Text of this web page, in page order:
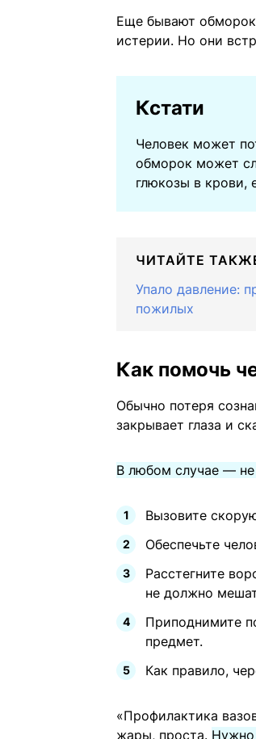
Еще бывают
истерии. Но они
Кстати
Человек может
обморок может
глюкозы в крови,
ЧИТАЙТЕ
Упало давление:
пожилых
Как помочь
Обычно потеря
закрывает глаза и
В любом случае — не
Вызовите
Обеспечьте
Расстегните
не должно
Приподнимите
предмет.
Как правило,
«Профилактика
жары, проста. Нужно